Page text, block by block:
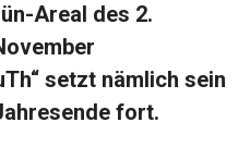
Areal des 2.
setzt nämlich sein
fort.